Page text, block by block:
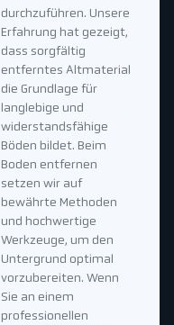
durchzuführen. Unsere
Erfahrung hat gezeigt,
dass sorgfältig
entferntes Altmaterial
die Grundlage für
langlebige und
widerstandsfähige
Böden bildet. Beim
Boden entfernen
setzen wir auf
bewährte Methoden
und hochwertige
Werkzeuge, um den
Untergrund optimal
vorzubereiten. Wenn
Sie an einem
professionellen